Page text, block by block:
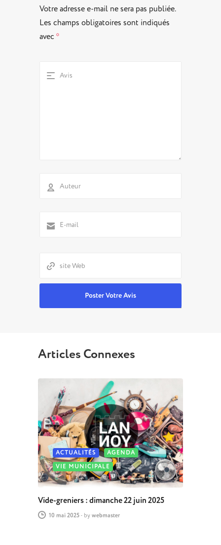
Votre adresse e-mail ne sera pas publiée.
Les champs obligatoires sont indiqués
avec *
Articles Connexes
ACTUALITÉS
AGENDA
VIE MUNICIPALE
Vide-greniers : dimanche 22 juin 2025
10 mai 2025- by webmaster